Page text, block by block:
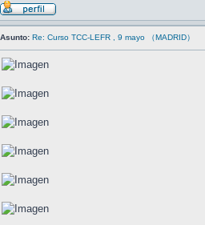
Asunto: Re: Curso TCC-LEFR , 9 mayo （MADRID）